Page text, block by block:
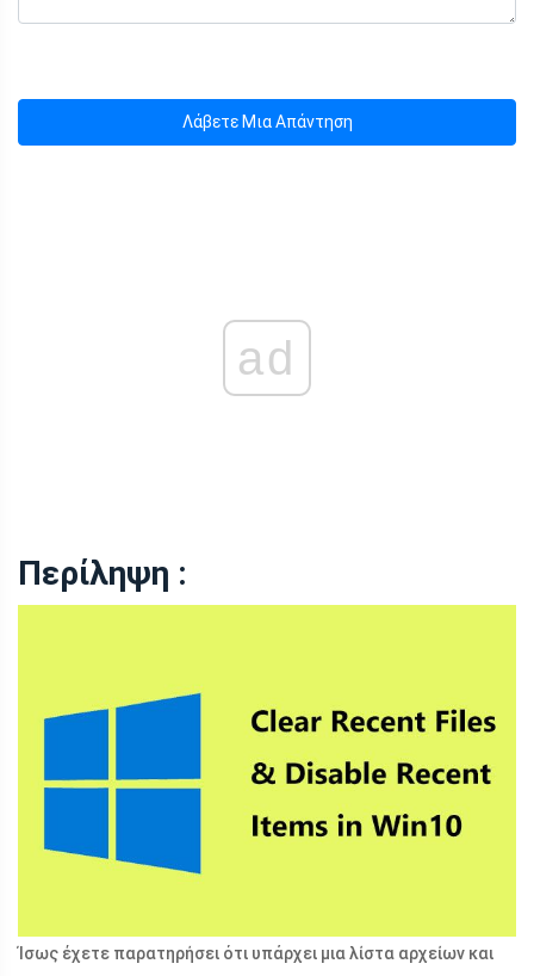
Λάβετε Μια Απάντηση
ad
Περίληψη :
Ίσως έχετε παρατηρήσει ότι υπάρχει μια λίστα αρχείων και